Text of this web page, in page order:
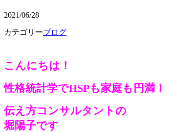
2021/06/28
カテゴリーブログ
こんにちは！
性格統計学でHSPも家庭も円満 ！
伝え方コンサルタントの
堀陽子です